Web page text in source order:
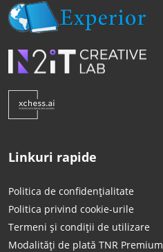
Linkuri rapide
Politica de confidențialitate
Politica privind cookie-urile
Termeni și condiții de utilizare
Modalități de plată TNR Premium